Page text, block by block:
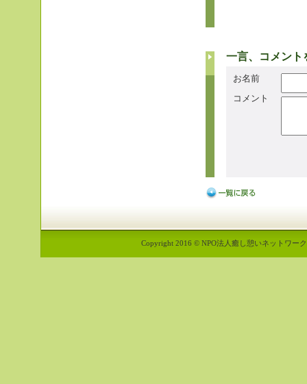
一言、コメント
お名前
コメント
Copyright 2016 © NPO法人癒し憩いネットワー